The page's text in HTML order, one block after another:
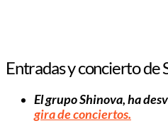
Entradas y concierto de
El grupo Shinova, ha
gira de conciertos.